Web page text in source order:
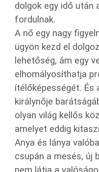
dolgok egy idő után
fordulnak.
A nő egy nagy
ügyön kezd el
lehetőség, ám egy
elhomályosíthatja
ítélőképességét. És
királynője
olyan világ kellős
amelyet eddig
Anya és lánya
csupán a mesés, új